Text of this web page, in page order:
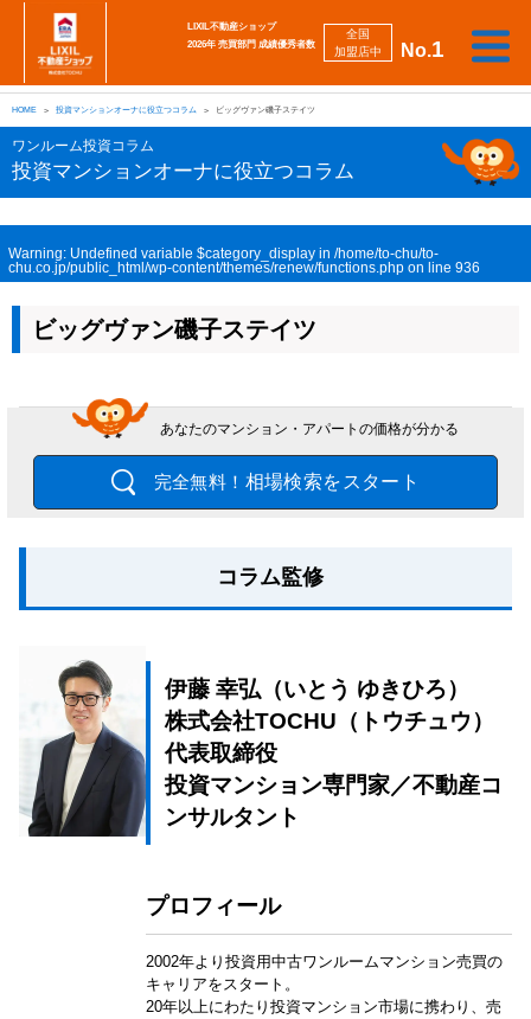
No.1
全国
加盟店中
LIXIL不動産ショップ
2026年 売買部門 成績優秀者数
売
り
た
い
買
い
た
い
相
談
し
た
い
勉
強
し
た
い
強
み
会
社
案
採
用
情
査定
HOME 投資マンションオーナに役立つコラム ビッグヴァン磯子ステイツ
ワンルーム投資コラム
投資マンションオーナに役立つコラム
Warning: Undefined variable $category_display in /home/to-chu/to-
chu.co.jp/public_html/wp-content/themes/renew/functions.php on line 936
ビッグヴァン磯子ステイツ
あなたのマンション・アパートの価格が分かる
完全無料！ 相場検索をスタート
コラム監修
伊藤 幸弘（いとう ゆきひろ）
株式会社TOCHU（トウチュウ）
代表取締役
投資マンション専門家／不動産コ
ンサルタント
プロフィール
2002年より投資用中古ワンルームマンション売買の
キャリアをスタート。
20年以上にわたり投資マンション市場に携わり、売